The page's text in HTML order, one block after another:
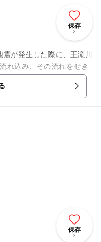
保存
2
が発生した際に、王滝川
れ込み、その流れをせき
とよばれています。湖面
保存
3